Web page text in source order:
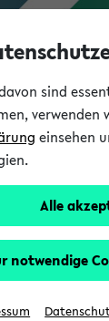
Ihnen erst
Bitte
sind
einsehen
Alle
notwendige